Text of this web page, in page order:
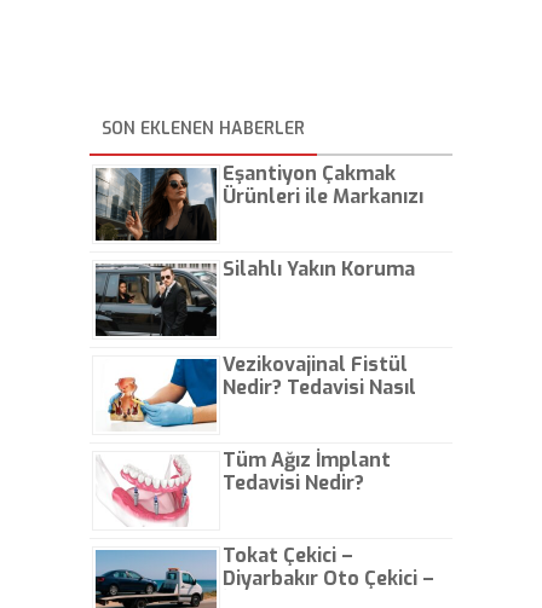
SON EKLENEN HABERLER
Eşantiyon Çakmak
Ürünleri ile Markanızı
Silahlı Yakın Koruma
Vezikovajinal Fistül
Nedir? Tedavisi Nasıl
Tüm Ağız İmplant
Tedavisi Nedir?
Tokat Çekici –
Diyarbakır Oto Çekici –